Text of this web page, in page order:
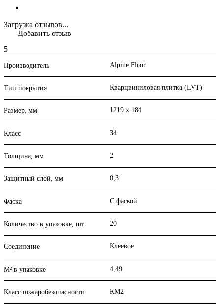
Загрузка отзывов...
5
Добавить отзыв
Производитель Alpine Floor
Тип покрытия Кварцвиниловая плитка (LVT)
Размер, мм 1219 х 184
Класс 34
Толщина, мм 2
Защитный слой, мм 0,3
Фаска С фаской
Количество в упаковке, шт 20
Соединение Клеевое
М² в упаковке 4,49
Класс пожаробезопасности КМ2